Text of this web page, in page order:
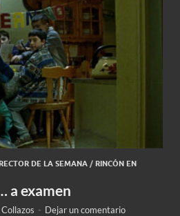
DE LA SEMANA / RINCÓN EN
a examen
- Dejar un comentario